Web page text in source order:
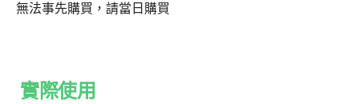
無法事先購買，請當日購買
實際使用